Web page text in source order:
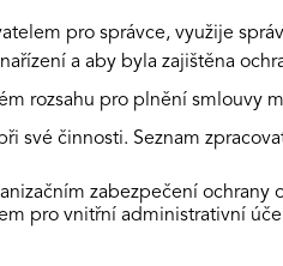
pro správce, využije
a aby byla zajištěna
rozsahu pro plnění smlouvy
své činnosti. Seznam
zabezpečení ochrany
pro vnitřní administrativní